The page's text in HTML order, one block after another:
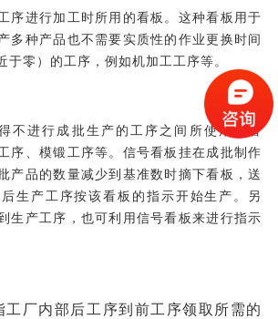
序进行加工时所用的看板。这种看板用于
多种产品也不需要实质性的作业更换时间
于零）的工序，例如机加工工序等。
不进行成批生产的工序之间所使用的看
序、模锻工序等。信号看板挂在成批制作
产品的数量减少到基准数时摘下看板，送
生产工序按该看板的指示开始生产。另
生产工序，也可利用信号看板来进行指示
工厂内部后工序到前工序领取所需的